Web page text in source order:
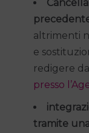
altrimenti
e
redigere
presso
tramite